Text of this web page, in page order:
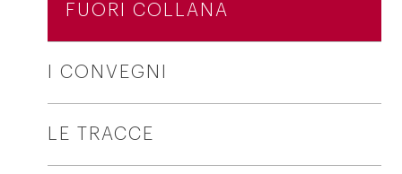
FUORI COLLANA
I CONVEGNI
LE TRACCE